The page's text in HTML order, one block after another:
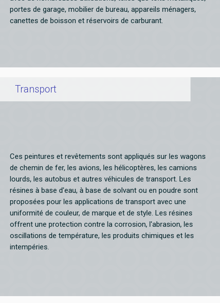
portes de garage, mobilier de bureau, appareils ménagers,
canettes de boisson et réservoirs de carburant.
Transport
Ces peintures et revêtements sont appliqués sur les wagons
de chemin de fer, les avions, les hélicoptères, les camions
lourds, les autobus et autres véhicules de transport. Les
résines à base d'eau, à base de solvant ou en poudre sont
proposées pour les applications de transport avec une
uniformité de couleur, de marque et de style. Les résines
offrent une protection contre la corrosion, l'abrasion, les
oscillations de température, les produits chimiques et les
intempéries.